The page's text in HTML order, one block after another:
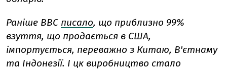
Раніше BBC писало, що приблизно 99%
взуття, що продається в США,
імпортується, переважно з Китаю, В'єтнаму
та Індонезії. І цк виробництво стало